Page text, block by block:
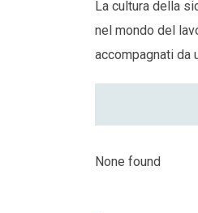
La cultura della
nel mondo del
accompagnati da
None found